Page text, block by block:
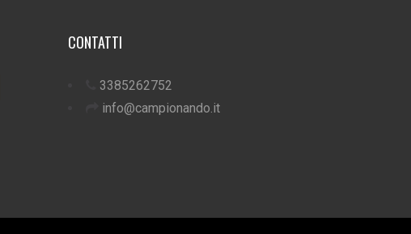
CONTATTI
3385262752
info@campionando.it